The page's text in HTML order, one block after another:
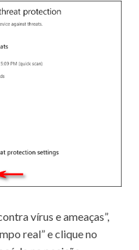
vírus e ameaças”,
real” e clique no